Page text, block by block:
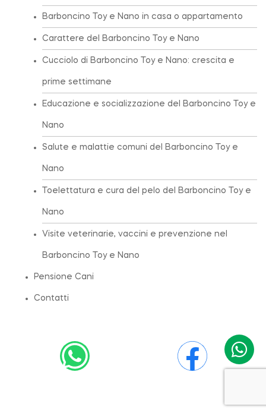
Barboncino Toy e Nano in casa o appartamento
Carattere del Barboncino Toy e Nano
Cucciolo di Barboncino Toy e Nano: crescita e
prime settimane
Educazione e socializzazione del Barboncino Toy e
Nano
Salute e malattie comuni del Barboncino Toy e
Nano
Toelettatura e cura del pelo del Barboncino Toy e
Nano
Visite veterinarie, vaccini e prevenzione nel
Barboncino Toy e Nano
Pensione Cani
Contatti